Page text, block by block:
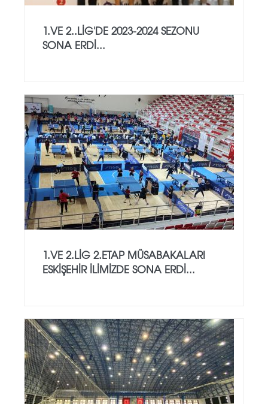
1.VE 2..LİG'DE 2023-2024 SEZONU
SONA ERDİ...
1.VE 2.LİG 2.ETAP MÜSABAKALARI
ESKİŞEHİR İLİMİZDE SONA ERDİ...